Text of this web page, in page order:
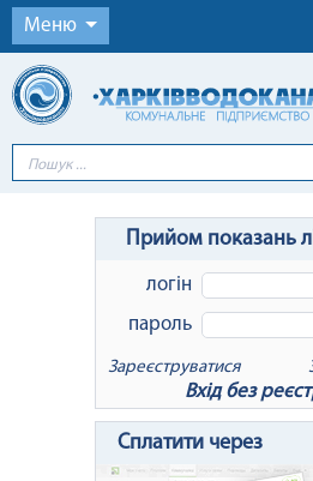
Меню
Прийом показань
логін
пароль
Зареєструватися
Вхід без
Відновлення пароля
Для відновлення пароля
Сплатити через